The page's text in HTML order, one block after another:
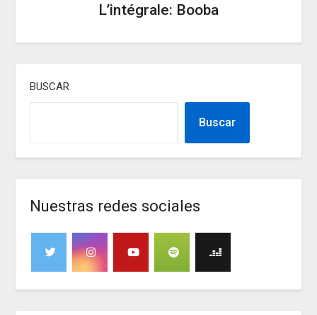
L’intégrale: Booba
BUSCAR
Buscar
Nuestras redes sociales